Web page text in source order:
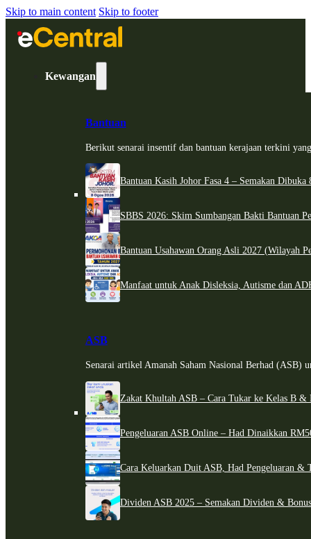
Skip to main content Skip to footer
Kewangan
Bantuan
Berikut senarai insentif dan bantuan kerajaan terkini
Bantuan Kasih Johor Fasa 4 – Semakan
SBBS 2026: Skim Sumbangan Bakti Bantuan
Bantuan Usahawan Orang Asli 2027 (Wilayah
Manfaat untuk Anak Disleksia, Autisme dan
ASB
Senarai artikel Amanah Saham Nasional Berhad (ASB)
Zakat Khultah ASB – Cara Tukar ke Kelas B &
Pengeluaran ASB Online – Had Dinaikkan
Cara Keluarkan Duit ASB, Had Pengeluaran &
Dividen ASB 2025 – Semakan Dividen &